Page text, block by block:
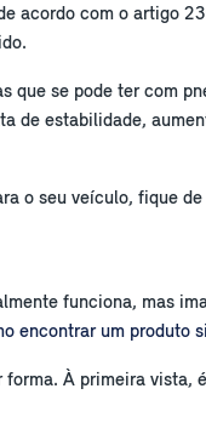
acordo com o artigo
que se pode ter com
estabilidade,
o seu veículo, fique
funciona, mas
encontrar um produto
À primeira